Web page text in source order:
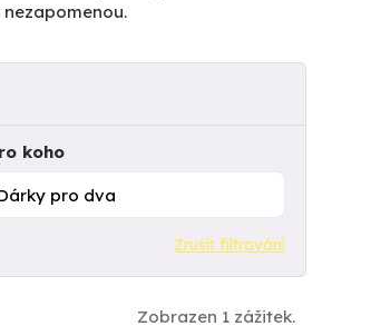
koho
Zrušit filtrování
Zobrazen 1 zážitek.